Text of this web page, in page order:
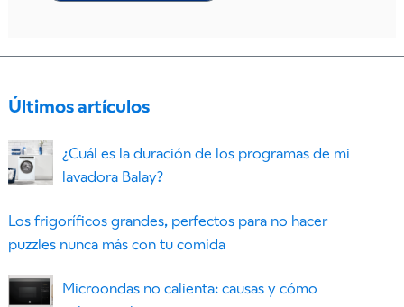
Últimos artículos
¿Cuál es la duración de los programas de mi
lavadora Balay?
Los frigoríficos grandes, perfectos para no hacer
puzzles nunca más con tu comida
Microondas no calienta: causas y cómo